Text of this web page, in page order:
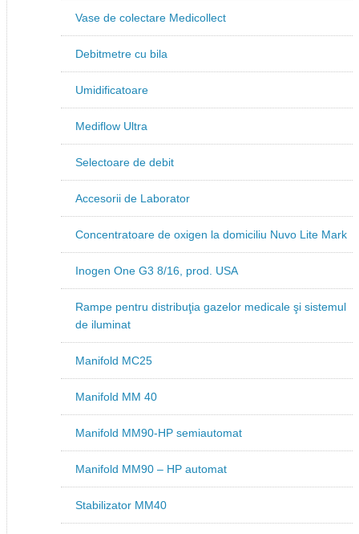
Vase de colectare Medicollect
Debitmetre cu bila
Umidificatoare
Mediflow Ultra
Selectoare de debit
Accesorii de Laborator
Concentratoare de oxigen la domiciliu Nuvo Lite Mark
Inogen One G3 8/16, prod. USA
Rampe pentru distribuţia gazelor medicale şi sistemul
de iluminat
Manifold MC25
Manifold MM 40
Manifold MM90-HP semiautomat
Manifold MM90 – HP automat
Stabilizator MM40